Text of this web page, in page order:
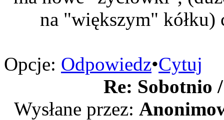
na "większym" kółku)
Opcje: Odpowiedz•Cytuj
Re: Sobotnio
Wysłane przez: